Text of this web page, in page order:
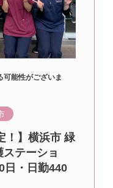
能性がございま
！】横浜市 緑
テーショ
日・日勤440